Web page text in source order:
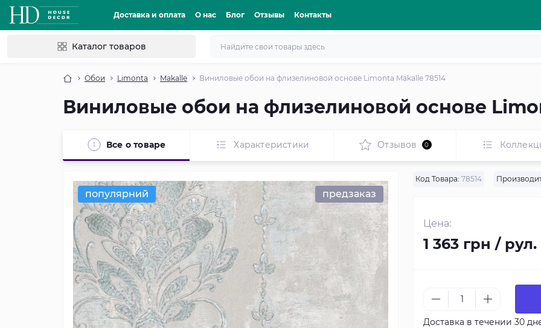
Доставка и оплата О нас Блог Отзывы Контакты
Каталог товаров
Обои Limonta Makalle Виниловые обои на флизелиновой основе Limonta Makalle 78514
Виниловые обои на флизелиновой основе
Все о товаре Характеристики Отзывов 0
популярний предзаказ
Код Товара: 78514
Цена:
1 363 грн / рул.
Доставка в течении 30